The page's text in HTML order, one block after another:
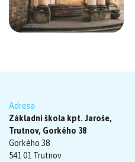
Adresa
Základní škola kpt. Jaroše,
Trutnov, Gorkého 38
Gorkého 38
541 01 Trutnov